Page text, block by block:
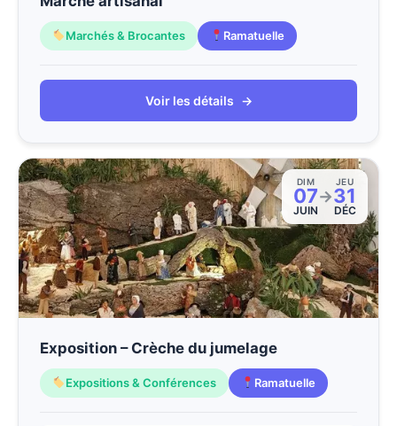
Marchés & Brocantes Ramatuelle
Voir les détails →
DIM
07
JUIN
→
JEU
31
DÉC
Exposition – Crèche du jumelage
Expositions & Conférences Ramatuelle